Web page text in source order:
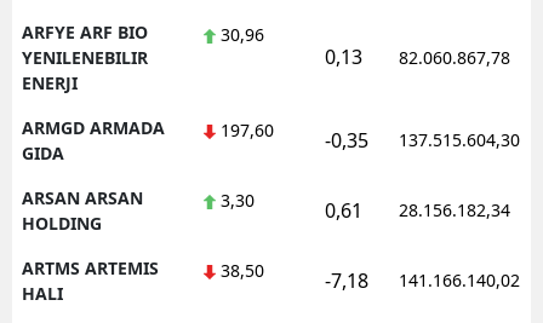
ARFYE ARF BIO
YENILENEBILIR
ENERJI
30,96
0,13 82.060.867,78
ARMGD ARMADA
GIDA
197,60 -0,35 137.515.604,30
ARSAN ARSAN
HOLDING
3,30 0,61 28.156.182,34
ARTMS ARTEMIS
HALI
38,50 -7,18 141.166.140,02